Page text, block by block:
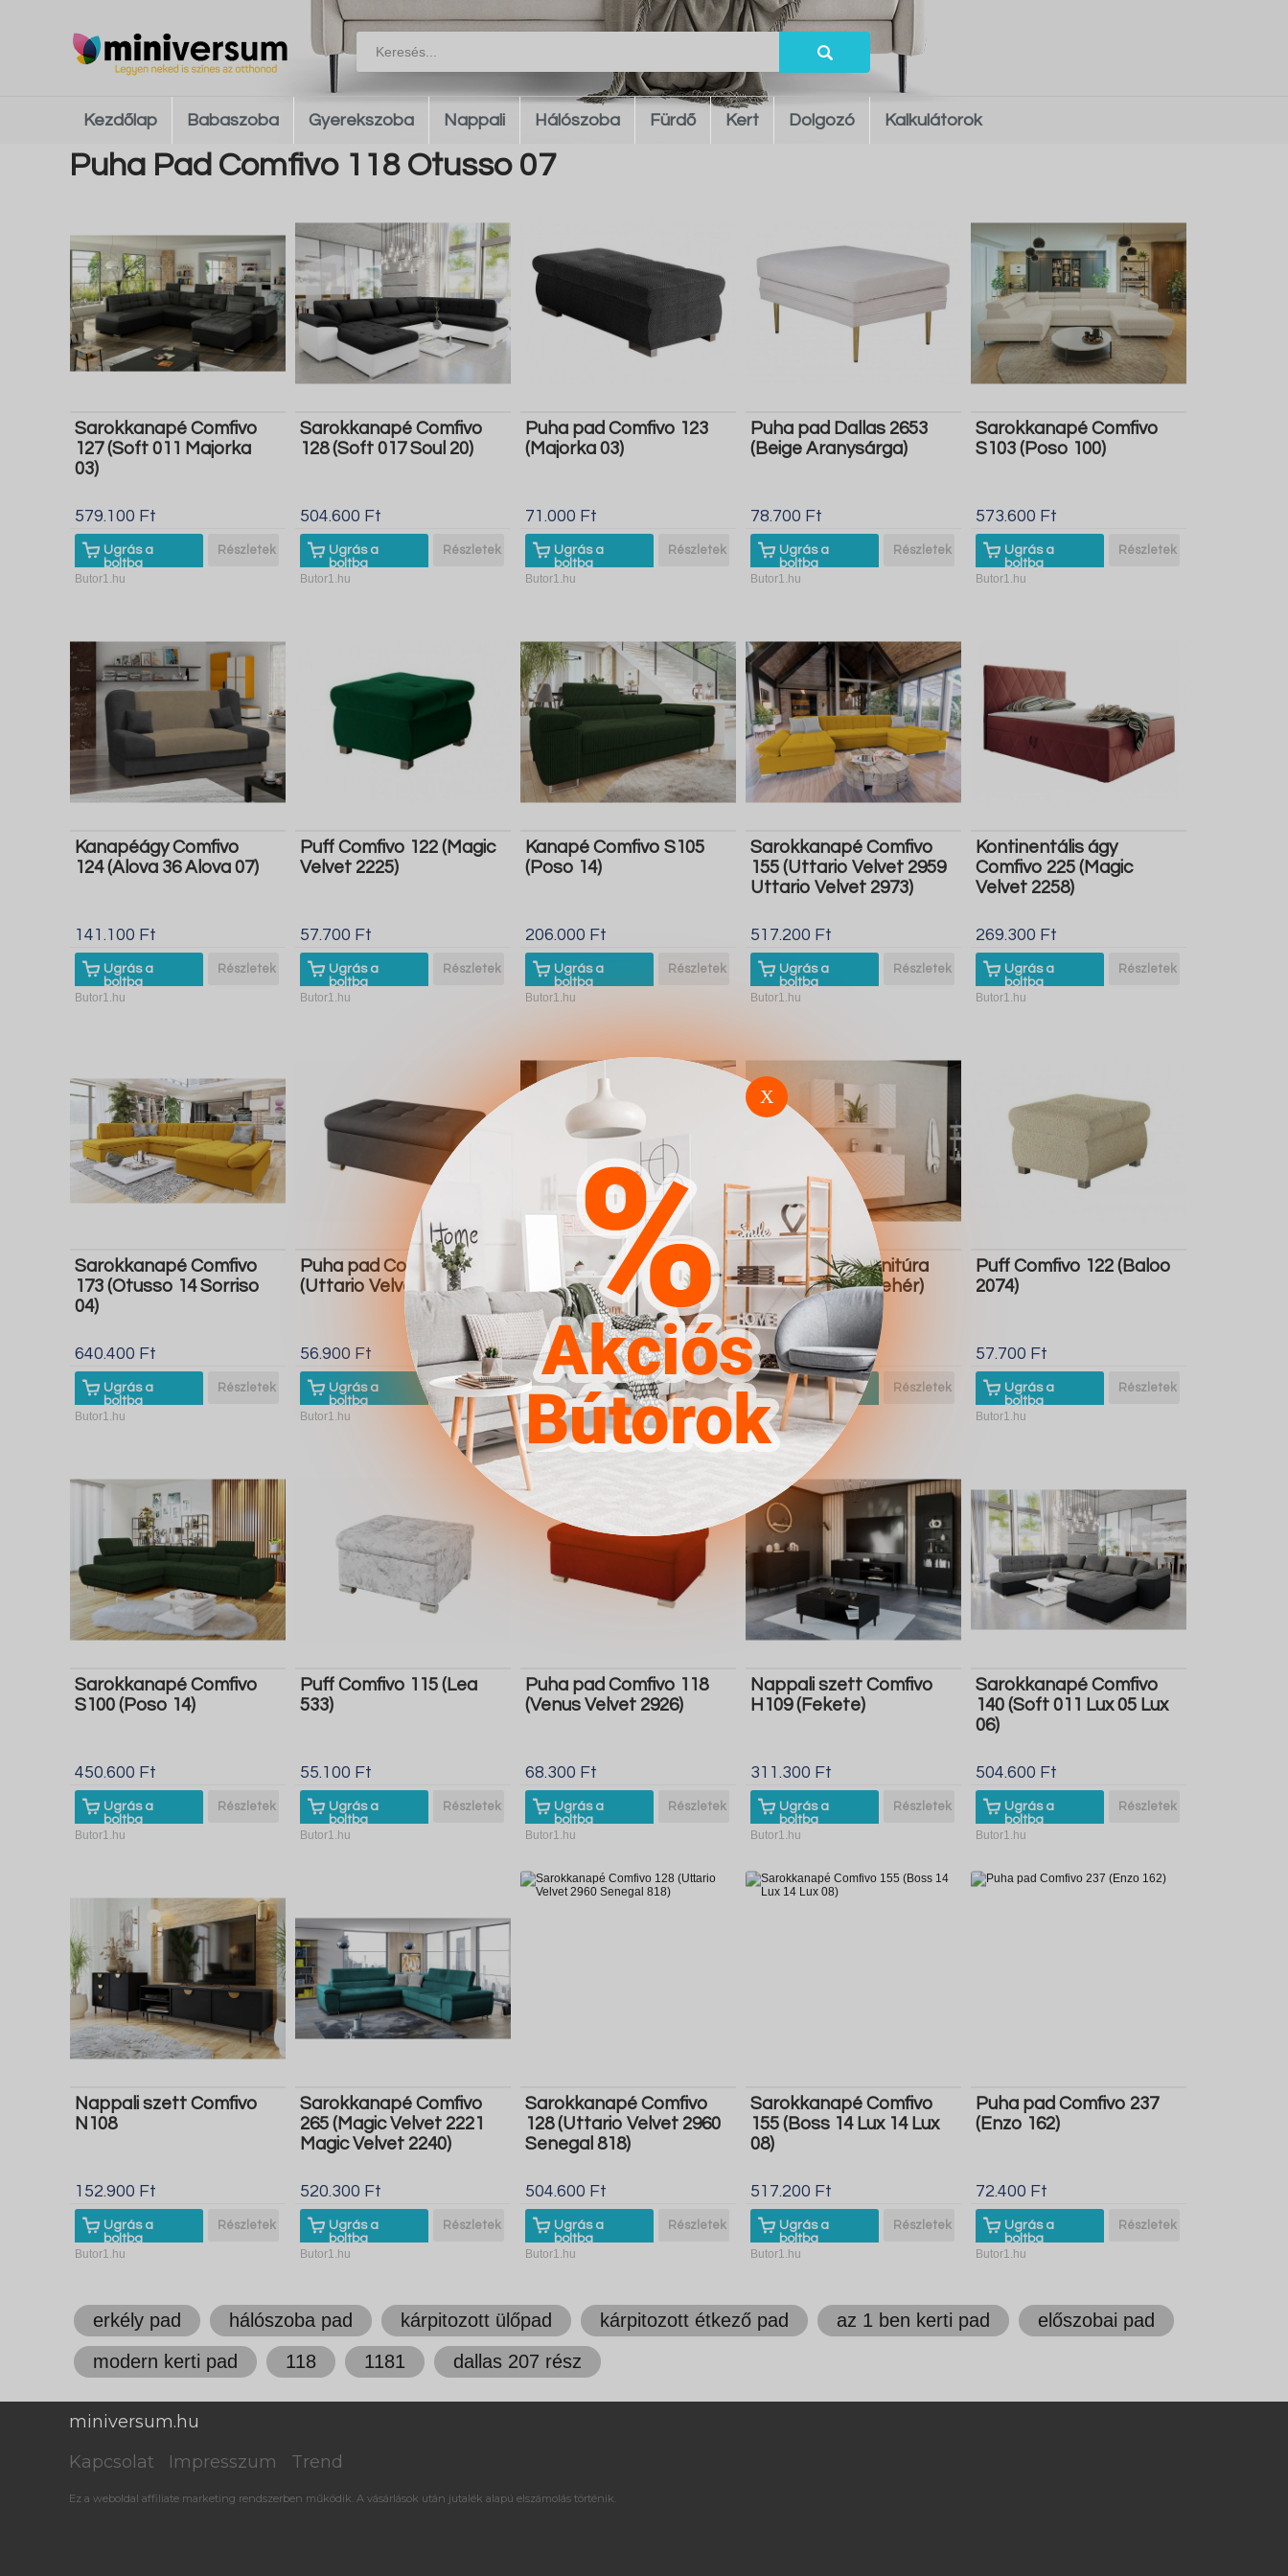
Kezdőlap Babaszoba Gyerekszoba Nappali Hálószoba Fürdő Kert Dolgozó Kalkulátorok
Puha Pad Comfivo 118 Otusso 07
Sarokkanapé Comfivo
127 (Soft 011 Majorka
03)
579.100 Ft
Ugrás a
boltba
Részletek
Butor1.hu
Sarokkanapé Comfivo
128 (Soft 017 Soul 20)
504.600 Ft
Ugrás a
boltba
Részletek
Butor1.hu
Puha pad Comfivo 123
(Majorka 03)
71.000 Ft
Ugrás a
boltba
Részletek
Butor1.hu
Puha pad Dallas 2653
(Beige Aranysárga)
78.700 Ft
Ugrás a
boltba
Részletek
Butor1.hu
Sarokkanapé Comfivo
S103 (Poso 100)
573.600 Ft
Ugrás a
boltba
Részletek
Butor1.hu
Kanapéágy Comfivo
124 (Alova 36 Alova 07)
141.100 Ft
Ugrás a
boltba
Részletek
Butor1.hu
Puff Comfivo 122 (Magic
Velvet 2225)
57.700 Ft
Ugrás a
boltba
Részletek
Butor1.hu
Kanapé Comfivo S105
(Poso 14)
206.000 Ft
Ugrás a
boltba
Részletek
Butor1.hu
Sarokkanapé Comfivo
155 (Uttario Velvet 2959
Uttario Velvet 2973)
517.200 Ft
Ugrás a
boltba
Részletek
Butor1.hu
Kontinentális ágy
Comfivo 225 (Magic
Velvet 2258)
269.300 Ft
Ugrás a
boltba
Részletek
Butor1.hu
Sarokkanapé Comfivo
173 (Otusso 14 Sorriso
04)
640.400 Ft
Ugrás a
boltba
Részletek
Butor1.hu
Puha pad Comfivo 118
(Uttario Velvet 2971)
56.900 Ft
Ugrás a
boltba
Részletek
Butor1.hu
Kanapéágy Comfivo
110 (Uttario Velvet 2955
Uttario Velvet 2978)
147.500 Ft
Ugrás a
boltba
Részletek
Butor1.hu
Fürdőszoba garnitúra
Comfivo E102 (Fehér)
232.700 Ft
Ugrás a
boltba
Részletek
Butor1.hu
Puff Comfivo 122 (Baloo
2074)
57.700 Ft
Ugrás a
boltba
Részletek
Butor1.hu
Sarokkanapé Comfivo
S100 (Poso 14)
450.600 Ft
Ugrás a
boltba
Részletek
Butor1.hu
Puff Comfivo 115 (Lea
533)
55.100 Ft
Ugrás a
boltba
Részletek
Butor1.hu
Puha pad Comfivo 118
(Venus Velvet 2926)
68.300 Ft
Ugrás a
boltba
Részletek
Butor1.hu
Nappali szett Comfivo
H109 (Fekete)
311.300 Ft
Ugrás a
boltba
Részletek
Butor1.hu
Sarokkanapé Comfivo
140 (Soft 011 Lux 05 Lux
06)
504.600 Ft
Ugrás a
boltba
Részletek
Butor1.hu
Nappali szett Comfivo
N108
152.900 Ft
Ugrás a
boltba
Részletek
Butor1.hu
Sarokkanapé Comfivo
265 (Magic Velvet 2221
Magic Velvet 2240)
520.300 Ft
Ugrás a
boltba
Részletek
Butor1.hu
Sarokkanapé Comfivo
128 (Uttario Velvet 2960
Senegal 818)
504.600 Ft
Ugrás a
boltba
Részletek
Butor1.hu
Sarokkanapé Comfivo
155 (Boss 14 Lux 14 Lux
08)
517.200 Ft
Ugrás a
boltba
Részletek
Butor1.hu
Puha pad Comfivo 237
(Enzo 162)
72.400 Ft
Ugrás a
boltba
Részletek
Butor1.hu
erkély pad hálószoba pad kárpitozott ülőpad kárpitozott étkező pad az 1 ben kerti pad
előszobai pad
modern kerti pad
118 1181 dallas 207 rész
miniversum.hu
Kapcsolat
Impresszum Trend
Ez a weboldal affiliate marketing rendszerben működik. A vásárlások után jutalék alapú elszámolás történik.
X